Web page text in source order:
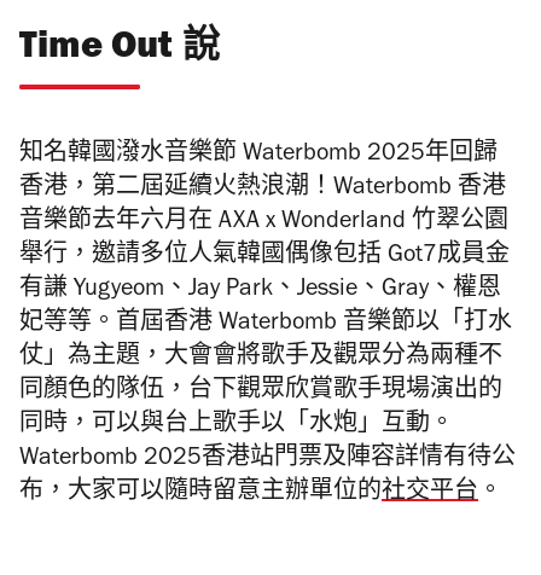
Time Out 說
知名韓國潑水音樂節 Waterbomb 2025年回歸
香港，第二屆延續火熱浪潮！Waterbomb 香港
音樂節去年六月在 AXA x Wonderland 竹翠公園
舉行，邀請多位人氣韓國偶像包括 Got7成員金
有謙 Yugyeom、Jay Park、Jessie、Gray、權恩
妃等等。首屆香港 Waterbomb 音樂節以「打水
仗」為主題，大會會將歌手及觀眾分為兩種不
同顏色的隊伍，台下觀眾欣賞歌手現場演出的
同時，可以與台上歌手以「水炮」互動。
Waterbomb 2025香港站門票及陣容詳情有待公
布，大家可以隨時留意主辦單位的社交平台 。